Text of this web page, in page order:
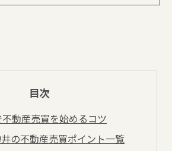
目次
動産売買を始めるコツ
の不動産売買ポイント一覧